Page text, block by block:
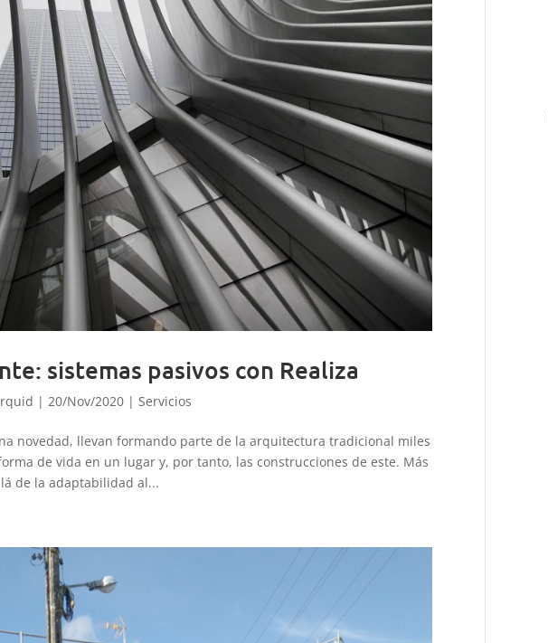
sistemas pasivos con Realiza
|20/Nov/2020 |Servicios
novedad, llevan formando parte de la arquitectura tradicional miles
de vida en un lugar y, por tanto, las construcciones de este. Más
de la adaptabilidad al...